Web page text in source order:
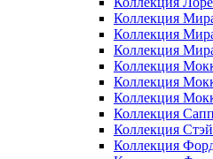
Коллекция
Коллекция
Коллекция
Коллекция
Коллекция
Коллекция
Коллекция
Коллекция
Коллекция